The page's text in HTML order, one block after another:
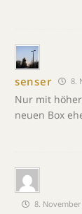
senser 8.
Nur mit
neuen Box
8. November